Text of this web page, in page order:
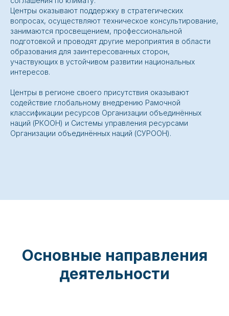
Центры оказывают поддержку в стратегических
вопросах, осуществляют техническое консультирование,
занимаются просвещением, профессиональной
подготовкой и проводят другие мероприятия в области
образования для заинтересованных сторон,
участвующих в устойчивом развитии национальных
интересов.
Центры в регионе своего присутствия оказывают
содействие глобальному внедрению Рамочной
классификации ресурсов Организации объединённых
наций (РКООН) и Системы управления ресурсами
Организации объединённых наций (СУРООН).
Основные направления
деятельности